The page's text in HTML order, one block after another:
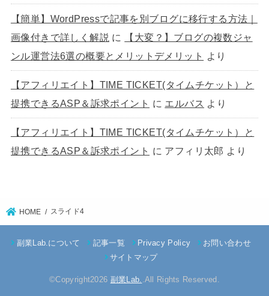
【簡単】WordPressで記事を別ブログに移行する方法｜
画像付きで詳しく解説 に
【大変？】ブログの複数ジャ
ンル運営法6選の概要とメリットデメリット
より
【アフィリエイト】TIME TICKET(タイムチケット）と
提携できるASP＆訴求ポイント に エルバス より
【アフィリエイト】TIME TICKET(タイムチケット）と
提携できるASP＆訴求ポイント に アフィリ太郎 より
HOME スライド4
副業Lab.について 記事一覧 Privacy Policy
お問い合わせ
サイトマップ
©Copyright2026 副業Lab. .All Rights Reserved.